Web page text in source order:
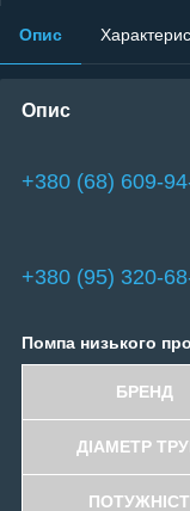
Опис
Опис
+380 (68) 609-
+380 (95) 320-
Помпа низького
БРЕНД
ДІАМЕТР